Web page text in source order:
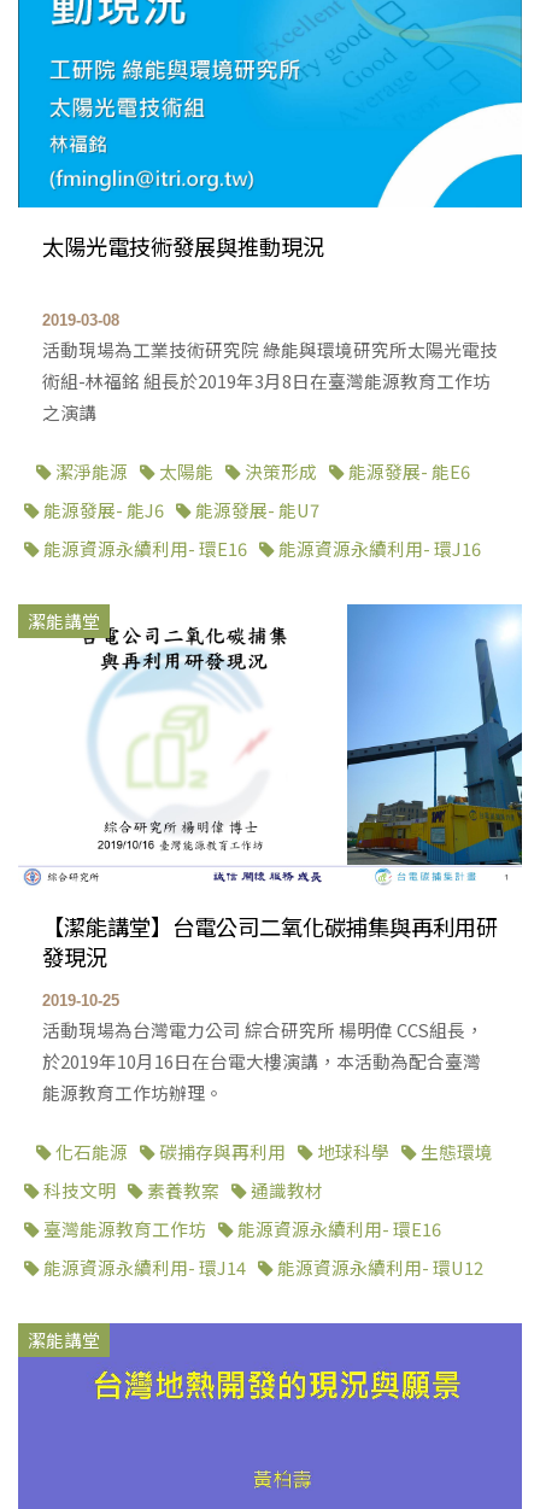
太陽光電技術發展與推動現況
2019-03-08
活動現場為工業技術研究院 綠能與環境研究所太陽光電技
術組-林福銘 組長於2019年3月8日在臺灣能源教育工作坊
之演講
潔淨能源 太陽能 決策形成
能源發展- 能E6
能源發展- 能J6
能源發展- 能U7
能源資源永續利用- 環E16
能源資源永續利用- 環J16
潔能講堂
【潔能講堂】台電公司二氧化碳捕集與再利用研
發現況
2019-10-25
活動現場為台灣電力公司 綜合研究所 楊明偉 CCS組長，
於2019年10月16日在台電大樓演講，本活動為配合臺灣
能源教育工作坊辦理。
化石能源 碳捕存與再利用 地球科學
生態環境
科技文明
素養教案
通識教材
臺灣能源教育工作坊
能源資源永續利用- 環E16
能源資源永續利用- 環J14
能源資源永續利用- 環U12
潔能講堂